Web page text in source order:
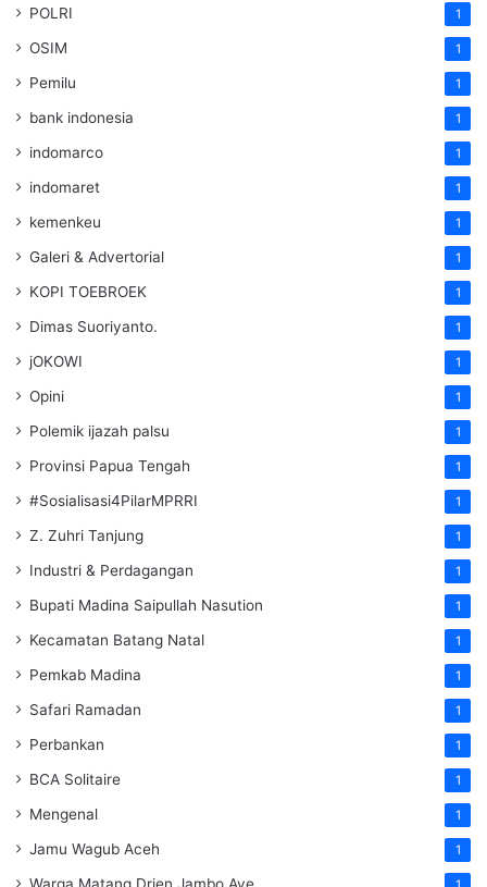
POLRI 1
OSIM 1
Pemilu 1
bank indonesia 1
indomarco 1
indomaret 1
kemenkeu 1
Galeri & Advertorial 1
KOPI TOEBROEK 1
Dimas Suoriyanto. 1
jOKOWI 1
Opini 1
Polemik ijazah palsu 1
Provinsi Papua Tengah 1
#Sosialisasi4PilarMPRRI 1
Z. Zuhri Tanjung 1
Industri & Perdagangan 1
Bupati Madina Saipullah Nasution 1
Kecamatan Batang Natal 1
Pemkab Madina 1
Safari Ramadan 1
Perbankan 1
BCA Solitaire 1
Mengenal 1
Jamu Wagub Aceh 1